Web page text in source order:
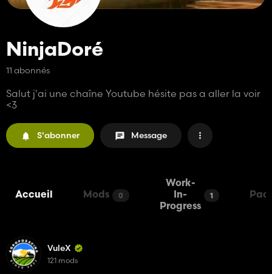
NinjaDoré
11 abonnés
Salut j'ai une chaîne Youtube hésite pas a aller la voir
<3
S'abonner Message
Accueil Mods 0
Work-
In-
Progress
1
VuleX
121 mods